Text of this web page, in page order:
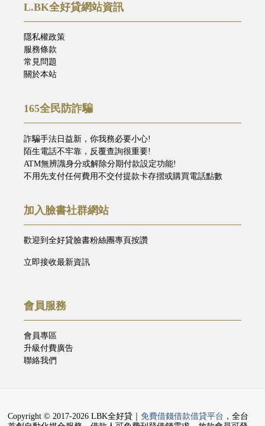
L.BK全好貸網站資訊
隱私權政策
服務條款
常見問題
關於本站
165全民防詐騙
詐騙手法日益新，你我務必要小心!
陌生電話不牢靠，反覆查詢很重要!
ATM無辨識身分或解除分期付款設定功能!
不用先支付任何費用不交付提款卡存摺或購買電話點數
加入臉書社群網站
歡迎到全好貸臉書粉絲團專頁按讚
立即接收最新資訊
會員服務
會員專區
升級付費廣告
聯絡我們
Copyright © 2017-2026 LBK全好貸｜ 免費借錢借款借貸平台 ，全台